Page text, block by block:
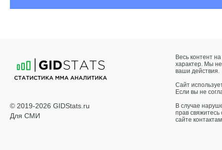
© 2019-2026 GIDStats.ru
Для СМИ
Весь контент
характер. Мы
ваши действия.
Сайт
Если вы не
В случае
прав
сайте